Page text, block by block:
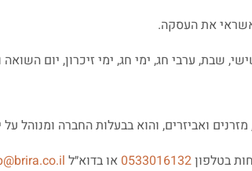
את העסקה.
שבת, ערבי חג, ימי חג, ימי זיכרון, יום השואה
ואביזרים, והוא בבעלות החברה ומנוהל על
בטלפון0533016132 או בדוא״ל